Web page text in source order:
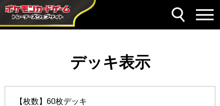
デッキ表示
【枚数】60枚デッキ